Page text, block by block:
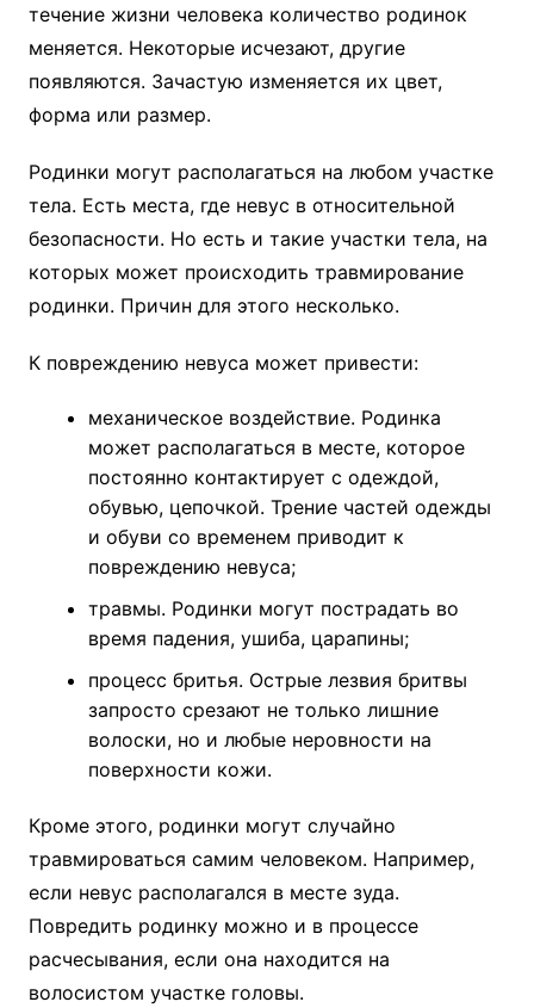
течение жизни человека количество родинок
меняется. Некоторые исчезают, другие
появляются. Зачастую изменяется их цвет,
форма или размер.
Родинки могут располагаться на любом участке
тела. Есть места, где невус в относительной
безопасности. Но есть и такие участки тела, на
которых может происходить травмирование
родинки. Причин для этого несколько.
К повреждению невуса может привести:
механическое воздействие. Родинка
может располагаться в месте, которое
постоянно контактирует с одеждой,
обувью, цепочкой. Трение частей одежды
и обуви со временем приводит к
повреждению невуса;
травмы. Родинки могут пострадать во
время падения, ушиба, царапины;
процесс бритья. Острые лезвия бритвы
запросто срезают не только лишние
волоски, но и любые неровности на
поверхности кожи.
Кроме этого, родинки могут случайно
травмироваться самим человеком. Например,
если невус располагался в месте зуда.
Повредить родинку можно и в процессе
расчесывания, если она находится на
волосистом участке головы.